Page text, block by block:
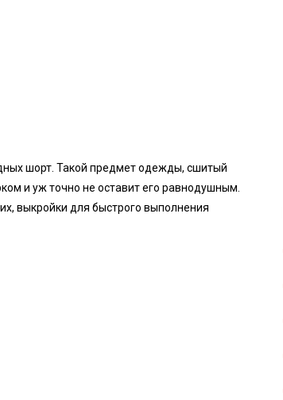
шорт. Такой предмет одежды, сшитый
и уж точно не оставит его равнодушным.
выкройки для быстрого выполнения